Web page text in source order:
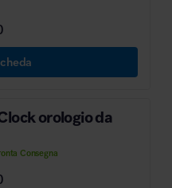
orologio da
Consegna